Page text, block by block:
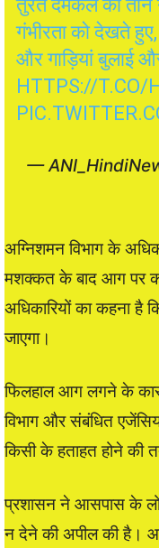
तुरंत दमकल की तीन
गंभीरता को देखते
और गाड़ियां बुलाई
HTTPS://T.CO/
—
अग्निशमन विभाग के
मशक्कत के बाद आग पर
अधिकारियों का कहना है
जाएगा।
फिलहाल आग लगने के
विभाग और संबंधित
किसी के हताहत होने की
प्रशासन ने आसपास के
न देने की अपील की है।